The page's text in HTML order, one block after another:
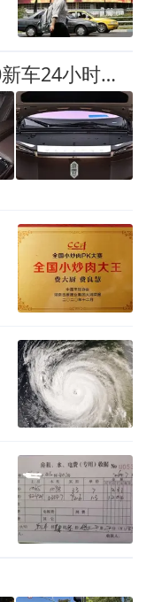
余承东：尊界V800、V680新车24小时大定突破3500台